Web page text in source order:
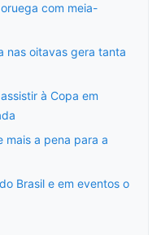
com meia-
nas oitavas gera tanta
à Copa em
mais a pena para a
Brasil e em eventos o